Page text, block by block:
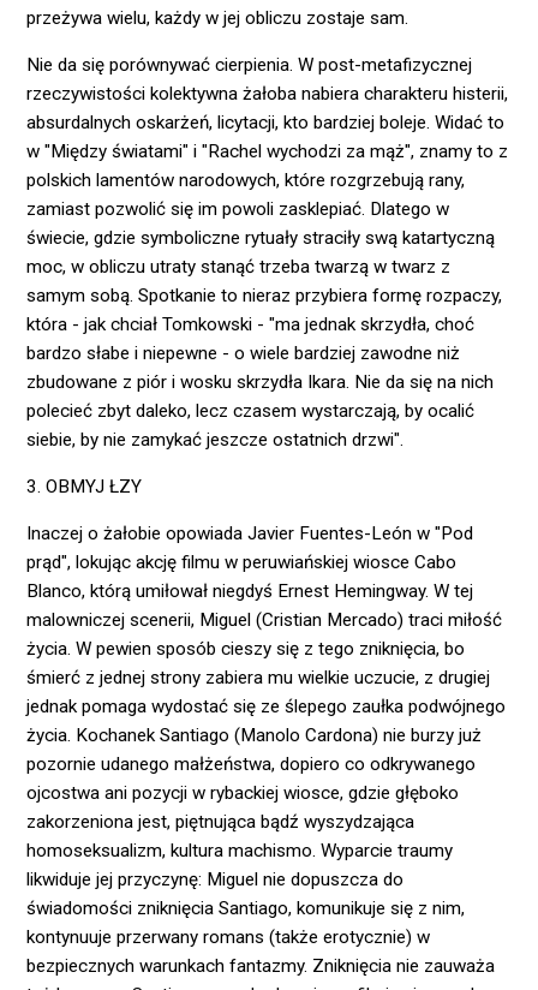
przeżywa wielu, każdy w jej obliczu zostaje sam.
Nie da się porównywać cierpienia. W post-metafizycznej
rzeczywistości kolektywna żałoba nabiera charakteru histerii,
absurdalnych oskarżeń, licytacji, kto bardziej boleje. Widać to
w "Między światami" i "Rachel wychodzi za mąż", znamy to z
polskich lamentów narodowych, które rozgrzebują rany,
zamiast pozwolić się im powoli zasklepiać. Dlatego w
świecie, gdzie symboliczne rytuały straciły swą katartyczną
moc, w obliczu utraty stanąć trzeba twarzą w twarz z
samym sobą. Spotkanie to nieraz przybiera formę rozpaczy,
która - jak chciał Tomkowski - "ma jednak skrzydła, choć
bardzo słabe i niepewne - o wiele bardziej zawodne niż
zbudowane z piór i wosku skrzydła Ikara. Nie da się na nich
polecieć zbyt daleko, lecz czasem wystarczają, by ocalić
siebie, by nie zamykać jeszcze ostatnich drzwi".
3. OBMYJ ŁZY
Inaczej o żałobie opowiada Javier Fuentes-León w "Pod
prąd", lokując akcję filmu w peruwiańskiej wiosce Cabo
Blanco, którą umiłował niegdyś Ernest Hemingway. W tej
malowniczej scenerii, Miguel (Cristian Mercado) traci miłość
życia. W pewien sposób cieszy się z tego zniknięcia, bo
śmierć z jednej strony zabiera mu wielkie uczucie, z drugiej
jednak pomaga wydostać się ze ślepego zaułka podwójnego
życia. Kochanek Santiago (Manolo Cardona) nie burzy już
pozornie udanego małżeństwa, dopiero co odkrywanego
ojcostwa ani pozycji w rybackiej wiosce, gdzie głęboko
zakorzeniona jest, piętnująca bądź wyszydzająca
homoseksualizm, kultura machismo. Wyparcie traumy
likwiduje jej przyczynę: Miguel nie dopuszcza do
świadomości zniknięcia Santiago, komunikuje się z nim,
kontynuuje przerwany romans (także erotycznie) w
bezpiecznych warunkach fantazmy. Zniknięcia nie zauważa